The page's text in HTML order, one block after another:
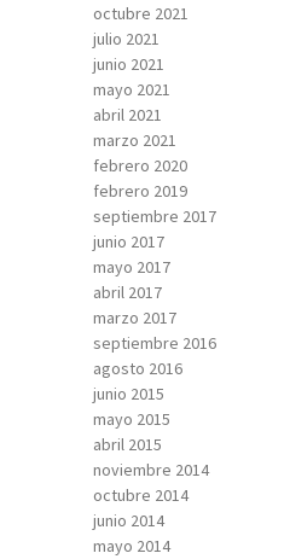
octubre 2021
julio 2021
junio 2021
mayo 2021
abril 2021
marzo 2021
febrero 2020
febrero 2019
septiembre 2017
junio 2017
mayo 2017
abril 2017
marzo 2017
septiembre 2016
agosto 2016
junio 2015
mayo 2015
abril 2015
noviembre 2014
octubre 2014
junio 2014
mayo 2014